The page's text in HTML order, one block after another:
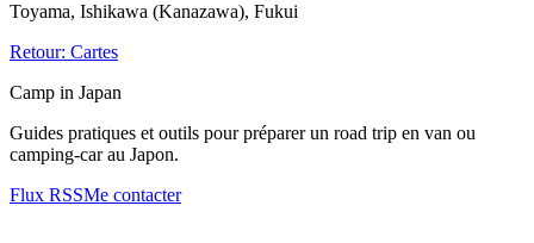
Toyama, Ishikawa (Kanazawa), Fukui
Retour: Cartes
Camp in Japan
Guides pratiques et outils pour préparer un road trip en van ou
camping-car au Japon.
Flux RSSMe contacter